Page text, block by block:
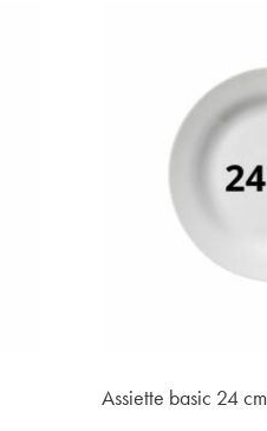
Assiette basic 24 cm